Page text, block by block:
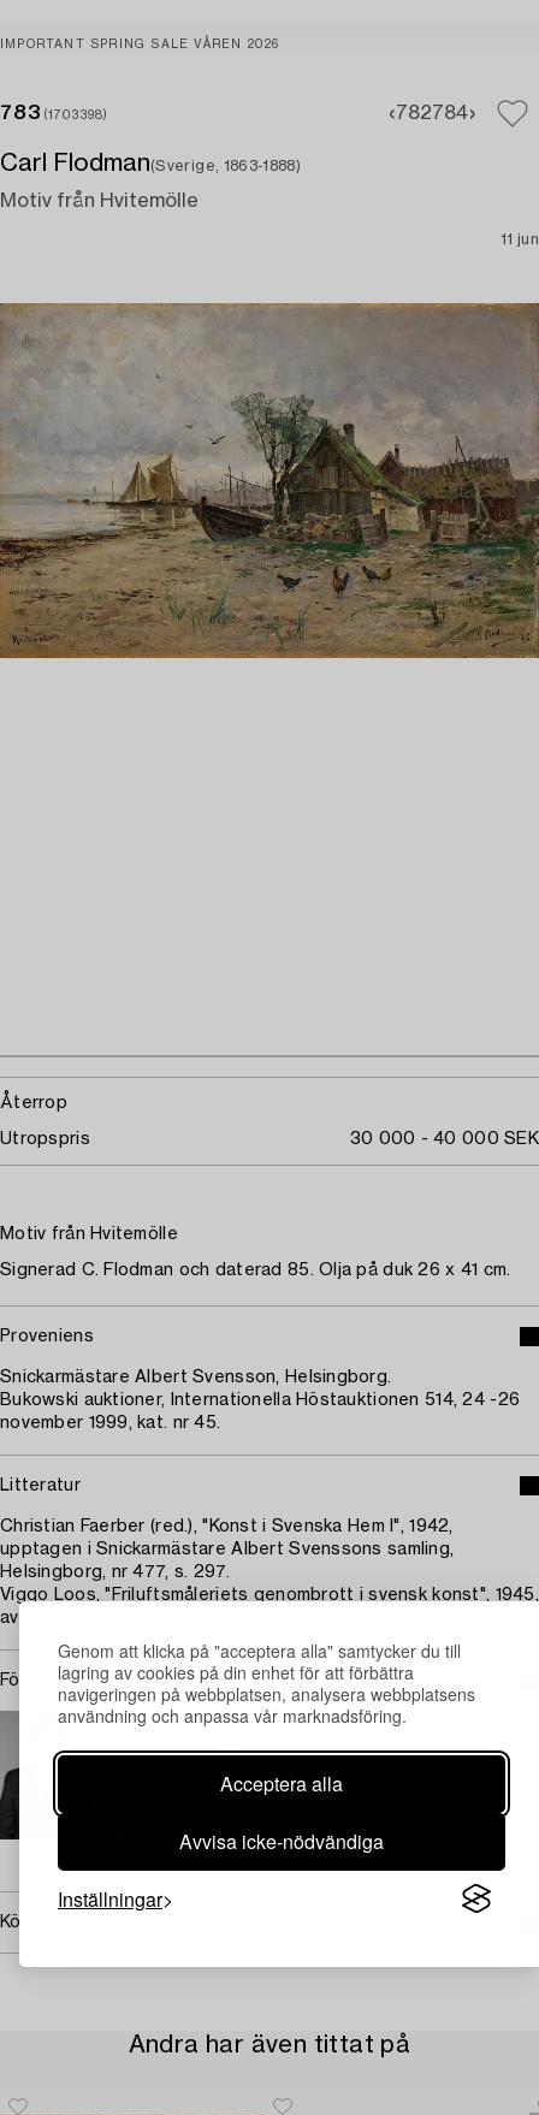
Genom att klicka på "acceptera alla" samtycker du till
lagring av cookies på din enhet för att förbättra
navigeringen på webbplatsen, analysera webbplatsens
användning och anpassa vår marknadsföring.
Acceptera alla
Avvisa icke-nödvändiga
Inställningar
IMPORTANT SPRING SALE VÅREN 2026
783 (1703398) 782784
Carl Flodman(Sverige, 1863-1888)
Motiv från Hvitemölle
11 jun
Återrop
Utropspris 30 000 - 40 000 SEK
Motiv från Hvitemölle
Signerad C. Flodman och daterad 85. Olja på duk 26 x 41 cm.
Proveniens
Snickarmästare Albert Svensson, Helsingborg.
Bukowski auktioner, Internationella Höstauktionen 514, 24 -26
november 1999, kat. nr 45.
Litteratur
Christian Faerber (red.), "Konst i Svenska Hem I", 1942,
upptagen i Snickarmästare Albert Svenssons samling,
Helsingborg, nr 477, s. 297.
Viggo Loos, "Friluftsmåleriets genombrott i svensk konst", 1945,
avbildad s. 307.
För konditionsrapport kontakta specialist
STOCKHOLM
Köpinformation
Andra har även tittat på